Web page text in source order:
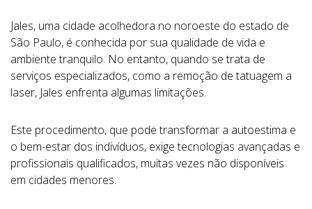
Jales, uma cidade acolhedora no noroeste do estado de
São Paulo, é conhecida por sua qualidade de vida e
ambiente tranquilo. No entanto, quando se trata de
serviços especializados, como a remoção de tatuagem a
laser, Jales enfrenta algumas limitações.
Este procedimento, que pode transformar a autoestima e
o bem-estar dos indivíduos, exige tecnologias avançadas e
profissionais qualificados, muitas vezes não disponíveis
em cidades menores.